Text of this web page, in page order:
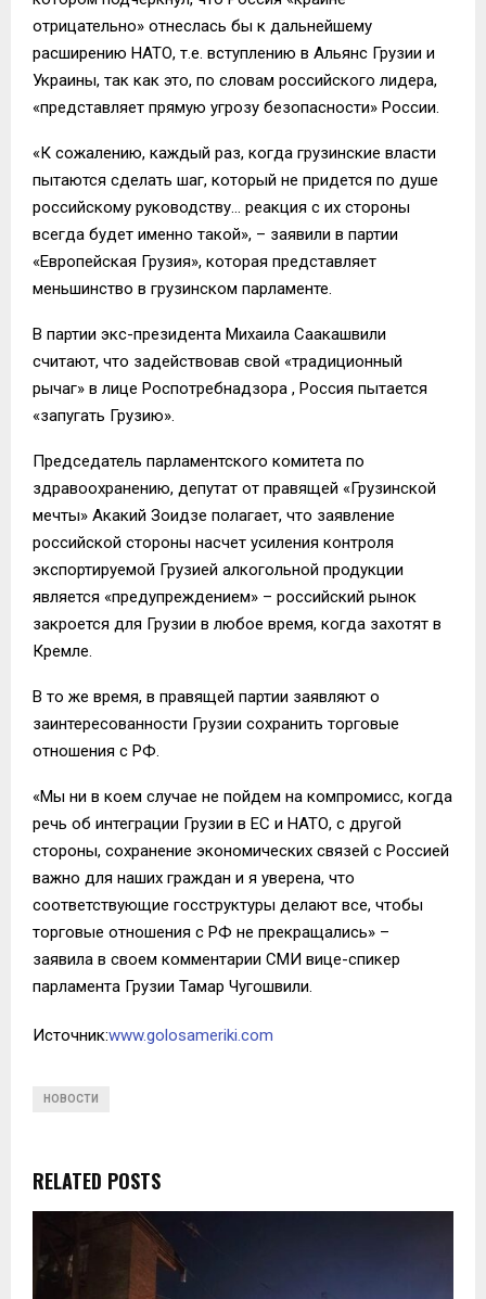
отрицательно» отнеслась бы к дальнейшему
расширению НАТО, т.е. вступлению в Альянс Грузии и
Украины, так как это, по словам российского лидера,
«представляет прямую угрозу безопасности» России.
«К сожалению, каждый раз, когда грузинские власти
пытаются сделать шаг, который не придется по душе
российскому руководству… реакция с их стороны
всегда будет именно такой», – заявили в партии
«Европейская Грузия», которая представляет
меньшинство в грузинском парламенте.
В партии экс-президента Михаила Саакашвили
считают, что задействовав свой «традиционный
рычаг» в лице Роспотребнадзора , Россия пытается
«запугать Грузию».
Председатель парламентского комитета по
здравоохранению, депутат от правящей «Грузинской
мечты» Акакий Зоидзе полагает, что заявление
российской стороны насчет усиления контроля
экспортируемой Грузией алкогольной продукции
является «предупреждением» – российский рынок
закроется для Грузии в любое время, когда захотят в
Кремле.
В то же время, в правящей партии заявляют о
заинтересованности Грузии сохранить торговые
отношения с РФ.
«Мы ни в коем случае не пойдем на компромисс, когда
речь об интеграции Грузии в ЕС и НАТО, с другой
стороны, сохранение экономических связей с Россией
важно для наших граждан и я уверена, что
соответствующие госструктуры делают все, чтобы
торговые отношения с РФ не прекращались» –
заявила в своем комментарии СМИ вице-спикер
парламента Грузии Тамар Чугошвили.
Источник:www.golosameriki.com
НОВОСТИ
RELATED POSTS